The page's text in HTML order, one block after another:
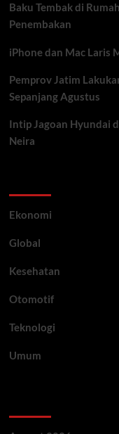
Baku Tembak di
Penembakan
iPhone dan Mac Laris
Pemprov Jatim
Sepanjang Agustus
Intip Jagoan Hyundai
Neira
Ekonomi
Global
Kesehatan
Otomotif
Teknologi
Umum